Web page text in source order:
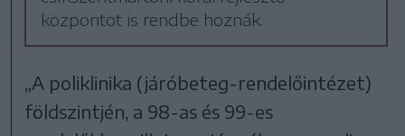
központot is rendbe hoznák.
„A poliklinika (járóbeteg-rendelőintézet)
földszintjén, a 98-as és 99-es